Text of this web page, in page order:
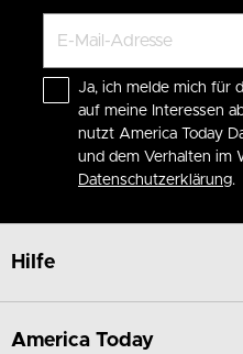
Wärme und Style.
Von Sommerabend bis
Trage einen Hoodie über
Jacke
Jetzt die Girls Kollektion
Entdecke die neuesten
Girls – nur bei America Today.
Ja, ich melde mich für
auf meine Interessen
nutzt America Today
und dem Verhalten im
Datenschutzerklärung.
Hilfe
America Today